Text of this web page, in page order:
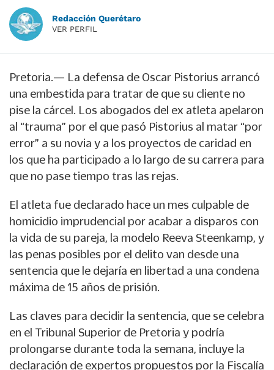
Redacción Querétaro
VER PERFIL
Pretoria.— La defensa de Oscar Pistorius arrancó
una embestida para tratar de que su cliente no
pise la cárcel. Los abogados del ex atleta apelaron
al “trauma” por el que pasó Pistorius al matar “por
error” a su novia y a los proyectos de caridad en
los que ha participado a lo largo de su carrera para
que no pase tiempo tras las rejas.
El atleta fue declarado hace un mes culpable de
homicidio imprudencial por acabar a disparos con
la vida de su pareja, la modelo Reeva Steenkamp, y
las penas posibles por el delito van desde una
sentencia que le dejaría en libertad a una condena
máxima de 15 años de prisión.
Las claves para decidir la sentencia, que se celebra
en el Tribunal Superior de Pretoria y podría
prolongarse durante toda la semana, incluye la
declaración de expertos propuestos por la Fiscalía